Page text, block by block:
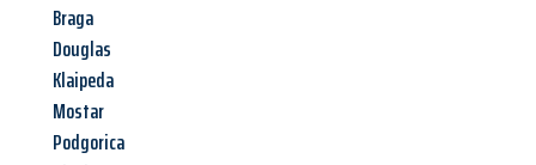
Braga
Douglas
Klaipeda
Mostar
Podgorica